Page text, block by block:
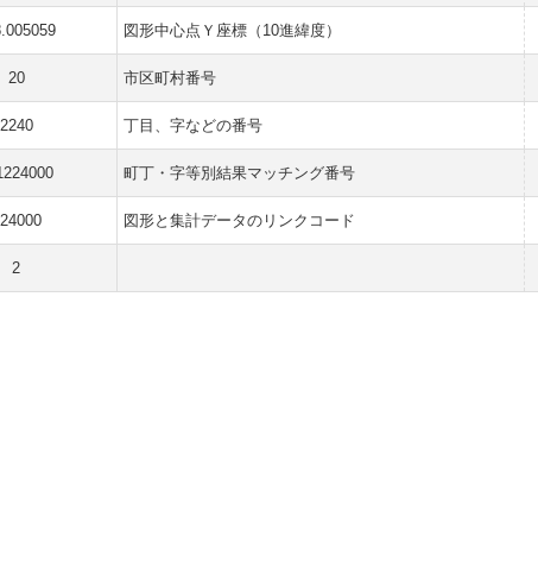
図形中心点Ｙ座標（10進緯度）
20 市区町村番号
2240 丁目、字などの番号
町丁・字等別結果マッチング番号
図形と集計データのリンクコード
2